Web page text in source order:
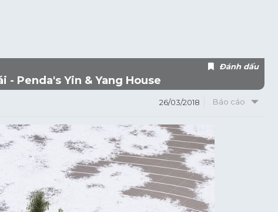
Đánh dấu
- Penda's Yin & Yang House
26/03/2018 Báo cáo